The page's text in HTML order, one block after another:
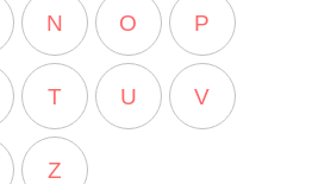
N O P
T U V
Z